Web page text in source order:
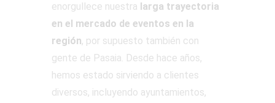
enorgullece nuestra larga trayectoria
en el mercado de eventos en la
región, por supuesto también con
gente de Pasaia. Desde hace años,
hemos estado sirviendo a clientes
diversos, incluyendo ayuntamientos,